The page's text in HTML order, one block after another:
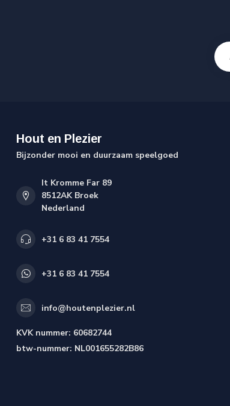
Hout en Plezier
Bijzonder mooi en duurzaam speelgoed
It Kromme Far 89
8512AK Broek
Nederland
+31 6 83 41 7554
+31 6 83 41 7554
info@houtenplezier.nl
KVK nummer: 60682744
btw-nummer: NL001655282B86